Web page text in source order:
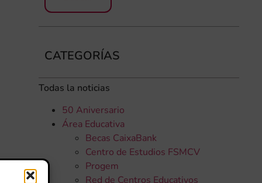
CATEGORÍAS
Todas la noticias
50 Aniversario
Área Educativa
Becas CaixaBank
Centro de Estudios FSMCV
Progem
Red de Centros Educativos